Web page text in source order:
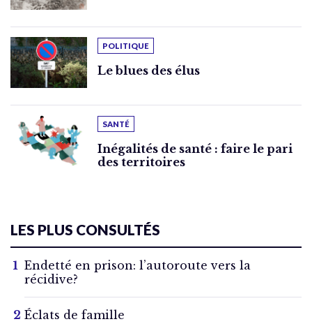
POLITIQUE
Le blues des élus
SANTÉ
Inégalités de santé : faire le pari
des territoires
LES PLUS CONSULTÉS
Endetté en prison: l’autoroute vers la
récidive?
Éclats de famille